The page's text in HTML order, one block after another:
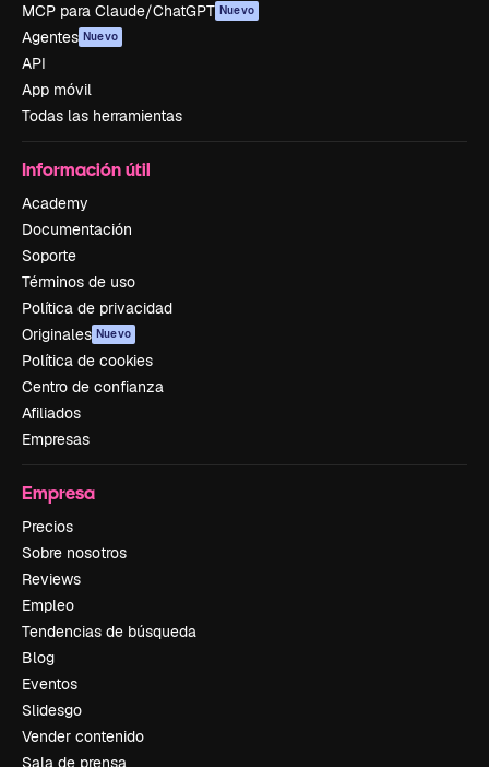
MCP para Claude/ChatGPT Nuevo
Agentes Nuevo
API
App móvil
Todas las herramientas
Información útil
Academy
Documentación
Soporte
Términos de uso
Política de privacidad
Originales Nuevo
Política de cookies
Centro de confianza
Afiliados
Empresas
Empresa
Precios
Sobre nosotros
Reviews
Empleo
Tendencias de búsqueda
Blog
Eventos
Slidesgo
Vender contenido
Sala de prensa